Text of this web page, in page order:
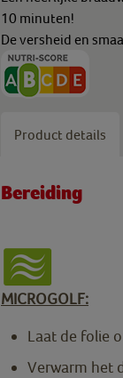
10 minuten!
De versheid en
Product details
Bereiding
MICROGOLF:
Laat de folie
Verwarm het